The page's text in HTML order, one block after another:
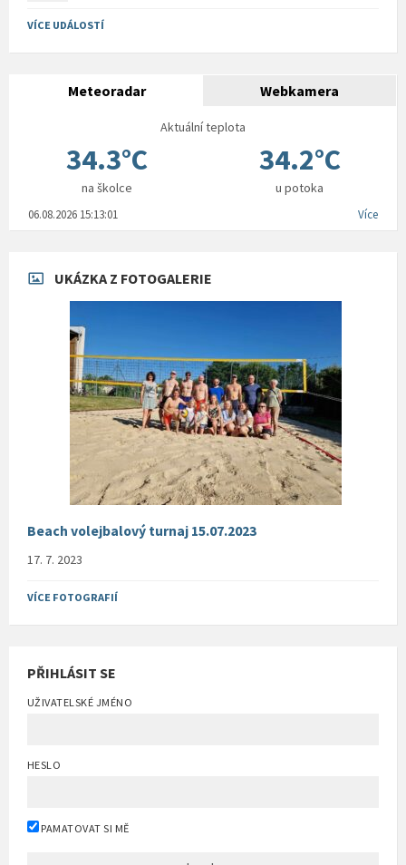
VÍCE UDÁLOSTÍ
Meteoradar Webkamera
Aktuální teplota
34.3°C 34.2°C
na školce u potoka
06.08.2026 15:13:01 Více
UKÁZKA Z FOTOGALERIE
Beach volejbalový turnaj 15.07.2023
17. 7. 2023
VÍCE FOTOGRAFIÍ
PŘIHLÁSIT SE
UŽIVATELSKÉ JMÉNO
HESLO
PAMATOVAT SI MĚ